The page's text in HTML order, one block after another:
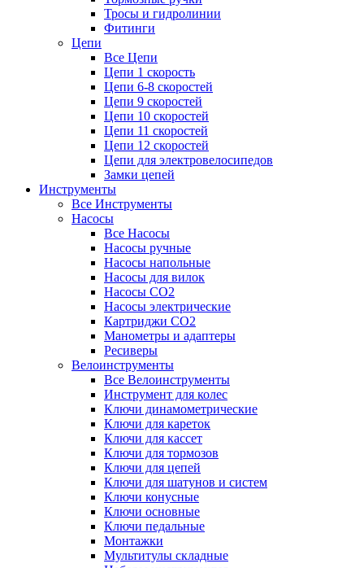
Тросы и гидролинии
Фитинги
Цепи
Все Цепи
Цепи 1 скорость
Цепи 6-8 скоростей
Цепи 9 скоростей
Цепи 10 скоростей
Цепи 11 скоростей
Цепи 12 скоростей
Цепи для электровелосипедов
Замки цепей
Инструменты
Все Инструменты
Насосы
Все Насосы
Насосы ручные
Насосы напольные
Насосы для вилок
Насосы CO2
Насосы электрические
Картриджи CO2
Манометры и адаптеры
Ресиверы
Велоинструменты
Все Велоинструменты
Инструмент для колес
Ключи динамометрические
Ключи для кареток
Ключи для кассет
Ключи для тормозов
Ключи для цепей
Ключи для шатунов и систем
Ключи конусные
Ключи основные
Ключи педальные
Монтажки
Мультитулы складные